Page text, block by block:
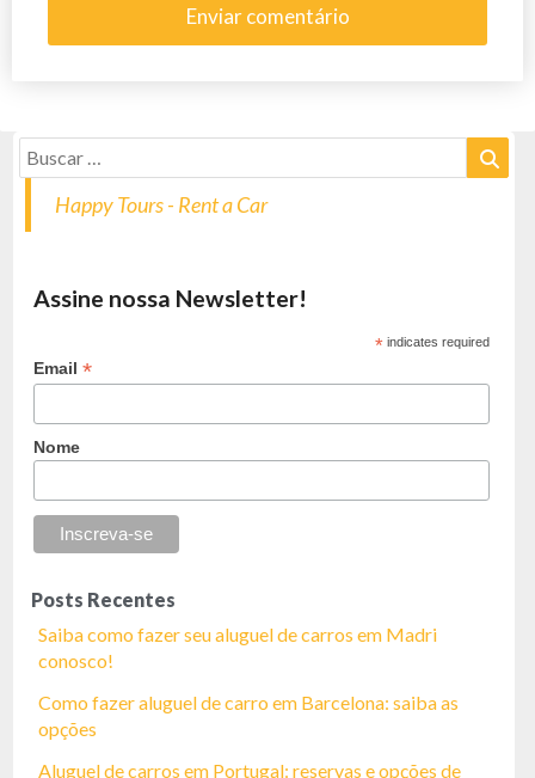
Happy Tours - Rent a Car
Assine nossa Newsletter!
* indicates required
Email*
Nome
Posts Recentes
Saiba como fazer seu aluguel de carros em Madri
conosco!
Como fazer aluguel de carro em Barcelona: saiba as
opções
Aluguel de carros em Portugal: reservas e opções de